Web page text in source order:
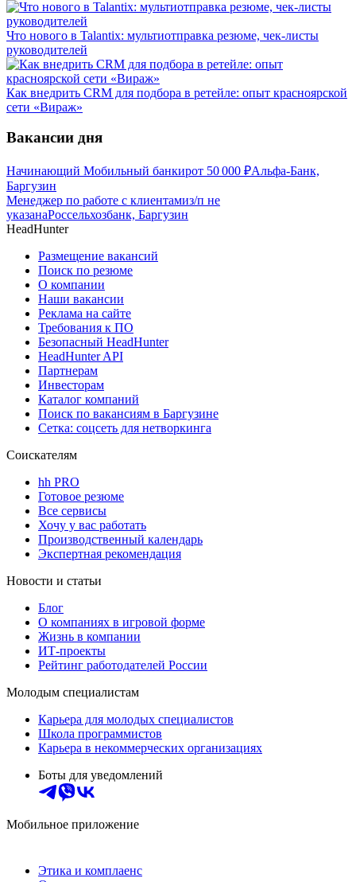
Что нового в Talantix: мультиотправка резюме, чек-листы
руководителей
Как внедрить CRM для подбора в ретейле: опыт красноярской
сети «Вираж»
Вакансии дня
Начинающий Мобильный банкирот 50 000 ₽Альфа-Банк,
Баргузин
Менеджер по работе с клиентамиз/п не
указанаРоссельхозбанк, Баргузин
HeadHunter
Размещение вакансий
Поиск по резюме
О компании
Наши вакансии
Реклама на сайте
Требования к ПО
Безопасный HeadHunter
HeadHunter API
Партнерам
Инвесторам
Каталог компаний
Поиск по вакансиям в Баргузине
Сетка: соцсеть для нетворкинга
Соискателям
hh PRO
Готовое резюме
Все сервисы
Хочу у вас работать
Производственный календарь
Экспертная рекомендация
Новости и статьи
Блог
О компаниях в игровой форме
Жизнь в компании
ИТ-проекты
Рейтинг работодателей России
Молодым специалистам
Карьера для молодых специалистов
Школа программистов
Карьера в некоммерческих организациях
Боты для уведомлений
Мобильное приложение
Этика и комплаенс